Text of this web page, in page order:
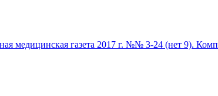
медицинская газета 2017 г. №№ 3-24 (нет 9).